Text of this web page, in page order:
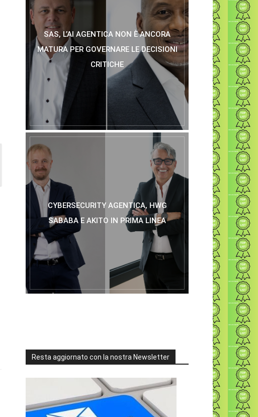
SAS, L’AI AGENTICA NON È ANCORA
MATURA PER GOVERNARE LE DECISIONI
CRITICHE
CYBERSECURITY AGENTICA, HWG
SABABA E AKITO IN PRIMA LINEA
Resta aggiornato con la nostra Newsletter